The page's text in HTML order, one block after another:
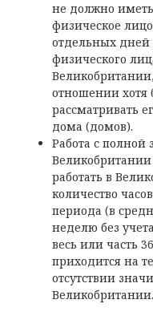
не должно
физическое
отдельных дней
физического
отношении хотя
рассматривать
дома (домов).
Работа с полной
работать в
количество
периода (в
неделю без
весь или часть
приходится на
отсутствии
Великобритании.